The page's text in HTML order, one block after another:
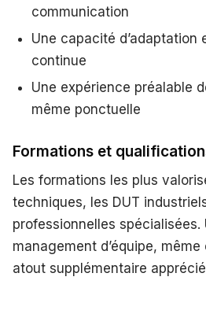
communication
Une capacité d’adaptation
continue
Une expérience préalable
même ponctuelle
Formations et
Les formations les plus
techniques, les DUT
professionnelles spécialisées.
management d’équipe,
atout supplémentaire